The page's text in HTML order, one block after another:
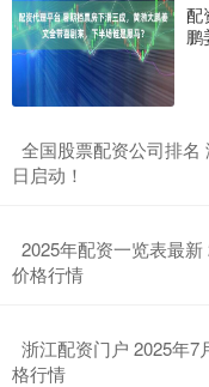
配
鹏
全国股票配资公司排名
日启动！
​2025年配资一览表最
价格行情
浙江配资门户 2025年7
格行情